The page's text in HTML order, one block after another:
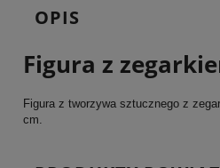
OPIS
Figura z
Figura z tworzywa sztucznego z
cm.